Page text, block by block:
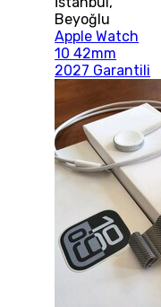
Beyoğlu
Apple Watch
10 42mm
2027 Garantili